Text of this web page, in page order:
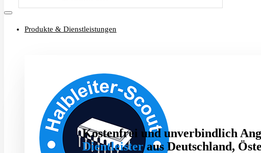
Produkte & Dienstleistungen
Kostenfrei und unverbindlich
Dientleisteraus Deutschland,